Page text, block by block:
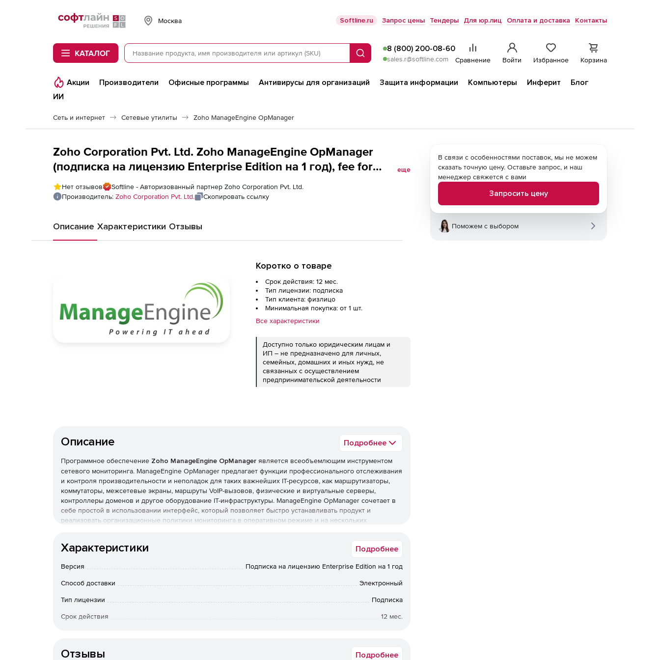
Softline
Москва Softline.ru Запрос цены Тендеры Для юр.лиц Оплата и доставка Контакты
КАТАЛОГ Поиск
8 (800) 200-08-60
sales.r@softline.com Сравнение Войти Избранное Корзина
Акции Производители Офисные программы Антивирусы для организаций Защита информации Компьютеры Инферит
Блог
ИИ
Сеть и интернет Сетевые утилиты Zoho ManageEngine OpManager
Zoho Corporation Pvt. Ltd. Zoho ManageEngine OpManager
(подписка на лицензию Enterprise Edition на 1 год), fee for
Agent-based log file monitoring add-on per 10 Agents APM
Enterprise Edition Plugin
еще
Нет отзывов
Softline - Авторизованный партнер Zoho Corporation Pvt. Ltd.
Производитель: Zoho Corporation Pvt. Ltd. Скопировать ссылку
Описание Характеристики Отзывы
Коротко о товаре
Срок действия: 12 мес.
Тип лицензии: подписка
Тип клиента: физлицо
Минимальная покупка: от 1 шт.
Все характеристики
Доступно только юридическим лицам и
ИП – не предназначено для личных,
семейных, домашних и иных нужд, не
связанных с осуществлением
предпринимательской деятельности
Описание Подробнее
Программное обеспечение Zoho ManageEngine OpManager является всеобъемлющим инструментом
сетевого мониторинга. ManageEngine OpManager предлагает функции профессионального отслеживания
и контроля производительности и неполадок для таких важнейших IT-ресурсов, как маршрутизаторы,
коммутаторы, межсетевые экраны, маршруты VoIP-вызовов, физические и виртуальные серверы,
контроллеры доменов и другое оборудование IT-инфраструктуры. ManageEngine OpManager сочетает в
себе простой в использовании интерфейс, который позволяет быстро устанавливать продукт и
реализовать организационные политики мониторинга в оперативном режиме и на нескольких
управление конфигурациями маршрутизаторов, коммутаторов, межсетевых экранов, WAN-
ускорителей, точек беспроводного доступа.
Гранулированное отображение данных о сетях Cisco.
Характеристики Подробнее
Версия Подписка на лицензию Enterprise Edition на 1 год
Способ доставки Электронный
Тип лицензии Подписка
Срок действия 12 мес.
Отзывы Подробнее
В связи с особенностями поставок, мы не можем
сказать точную цену. Оставьте запрос, и наш
менеджер свяжется с вами
Запросить цену
Поможем с выбором